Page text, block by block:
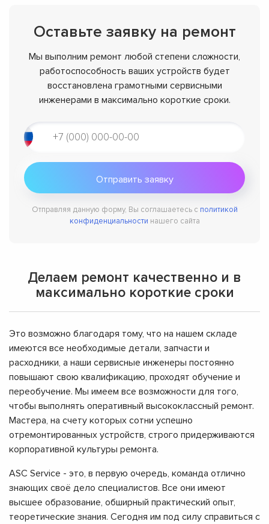
Оставьте заявку на ремонт
Мы выполним ремонт любой степени сложности,
работоспособность ваших устройств будет
восстановлена грамотными сервисными
инженерами в максимально короткие сроки.
Отправляя данную форму, Вы соглашаетесь с политикой
конфиденциальности нашего сайта
Делаем ремонт качественно и в
максимально короткие сроки
Это возможно благодаря тому, что на нашем складе
имеются все необходимые детали, запчасти и
расходники, а наши сервисные инженеры постоянно
повышают свою квалификацию, проходят обучение и
переобучение. Мы имеем все возможности для того,
чтобы выполнять оперативный высококлассный ремонт.
Мастера, на счету которых сотни успешно
отремонтированных устройств, строго придерживаются
корпоративной культуры ремонта.
ASC Service - это, в первую очередь, команда отлично
знающих своё дело специалистов. Все они имеют
высшее образование, обширный практический опыт,
теоретические знания. Сегодня им под силу справиться с